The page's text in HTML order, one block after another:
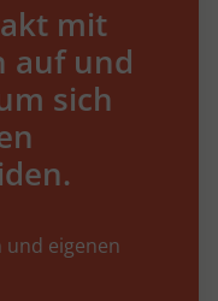
mit
auf und
sich
und eigenen